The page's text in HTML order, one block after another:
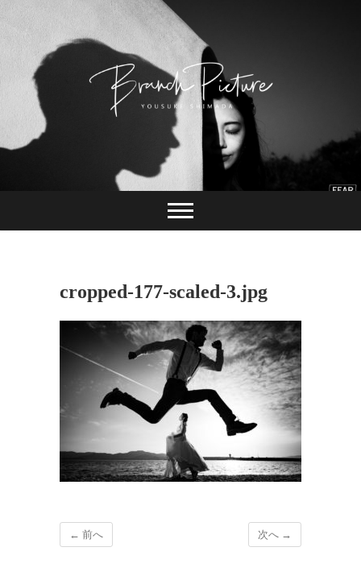
to
content
ブランチピクチャ
ー 嶋田陽介
長崎 カメラマン
cropped-177-scaled-3.jpg
← 前へ 次へ →